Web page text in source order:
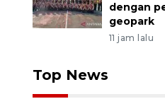
dengan
geopark
11 jam lalu
Top News